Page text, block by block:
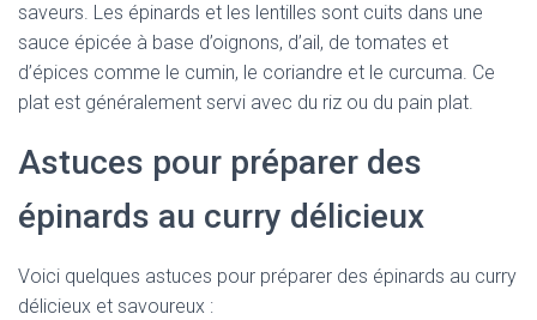
saveurs. Les épinards et les lentilles sont cuits dans une
sauce épicée à base d’oignons, d’ail, de tomates et
d’épices comme le cumin, le coriandre et le curcuma. Ce
plat est généralement servi avec du riz ou du pain plat.
Astuces pour préparer des
épinards au curry délicieux
Voici quelques astuces pour préparer des épinards au curry
délicieux et savoureux :